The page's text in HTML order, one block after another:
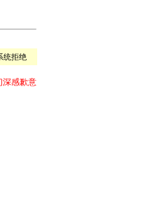
统拒绝
深感歉意